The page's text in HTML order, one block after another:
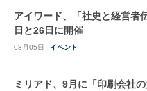
アイワード、「社史と経営者
日と26日に開催
08月05日 イベント
ミリアド、9月に「印刷会社